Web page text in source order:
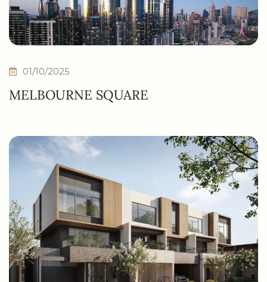
01/10/2025
MELBOURNE SQUARE